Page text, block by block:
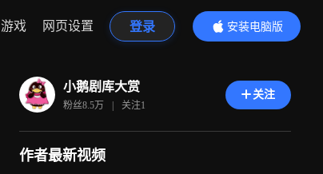
游戏 网页设置 登录
安装电脑版
内容更精彩
小鹅剧库大赏
粉丝8.5万 | 关注1
关注
作者最新视频